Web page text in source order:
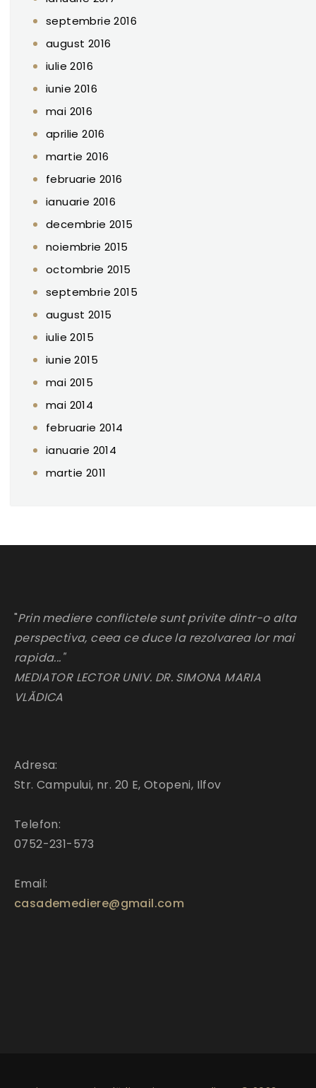
septembrie 2016
august 2016
iulie 2016
iunie 2016
mai 2016
aprilie 2016
martie 2016
februarie 2016
ianuarie 2016
decembrie 2015
noiembrie 2015
octombrie 2015
septembrie 2015
august 2015
iulie 2015
iunie 2015
mai 2015
mai 2014
februarie 2014
ianuarie 2014
martie 2011
"Prin mediere conflictele sunt privite dintr-o alta
perspectiva, ceea ce duce la rezolvarea lor mai
rapida..."
MEDIATOR LECTOR UNIV. DR. SIMONA MARIA
VLĂDICA
Adresa:
Str. Campului, nr. 20 E, Otopeni, Ilfov
Telefon:
0752-231-573
Email:
casademediere@gmail.com